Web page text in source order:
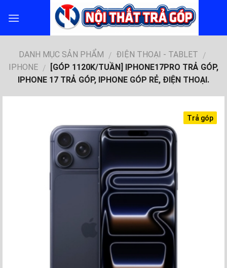
DANH MỤC SẢN PHẨM / ĐIỆN THOẠI - TABLET /
IPHONE /
[GÓP 1120K/TUẦN] IPHONE17PRO TRẢ GÓP,
IPHONE 17 TRẢ GÓP, IPHONE GÓP RẺ, ĐIỆN THOẠI.
Trả góp